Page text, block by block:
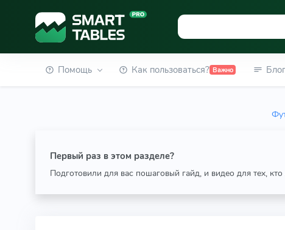
Помощь Как пользоваться? Важно Блог
Первый раз в этом разделе?
Подготовили для вас пошаговый гайд, и видео для тех,